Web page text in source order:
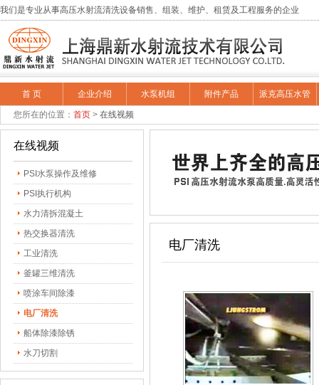
我们是专业从事高压水射流清洗设备销售、组装、维护、租赁及工程服务的企业
首 页 企业介绍 水泵机组 附件产品 派克高压水管
您所在的位置： 首页 > 在线视频
在线视频
PSI水泵操作及维修
PSI执行机构
水力清拆混凝土
热交换器清洗
工业清洗
釜罐三维清洗
喷涂车间除漆
电厂清洗
船体除漆除锈
水刀切割
电厂清洗